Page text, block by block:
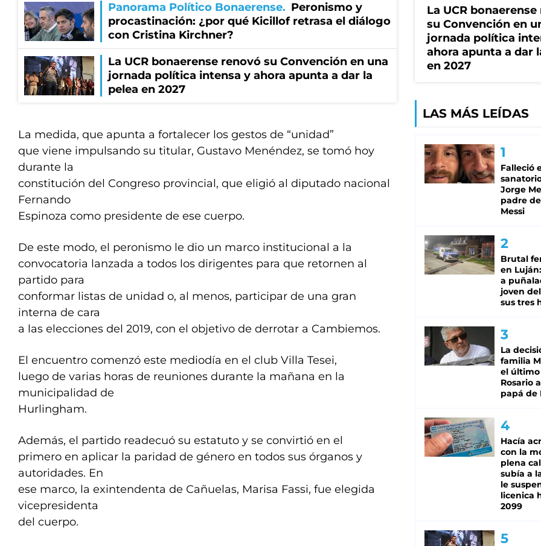
Panorama Político Bonaerense
Peronismo y
procastinación: ¿por qué Kicillof retrasa el diálogo
con Cristina Kirchner?
La UCR bonaerense renovó su Convención en una
jornada política intensa y ahora apunta a dar la
pelea en 2027
La medida, que apunta a fortalecer los gestos de “unidad”
que viene impulsando su titular, Gustavo Menéndez, se tomó hoy
durante la
constitución del Congreso provincial, que eligió al diputado nacional
Fernando
Espinoza como presidente de ese cuerpo.
De este modo, el peronismo le dio un marco institucional a la
convocatoria lanzada a todos los dirigentes para que retornen al
partido para
conformar listas de unidad o, al menos, participar de una gran
interna de cara
a las elecciones del 2019, con el objetivo de derrotar a Cambiemos.
El encuentro comenzó este mediodía en el club Villa Tesei,
luego de varias horas de reuniones durante la mañana en la
municipalidad de
Hurlingham.
Además, el partido readecuó su estatuto y se convirtió en el
primero en aplicar la paridad de género en todos sus órganos y
autoridades. En
ese marco, la exintendenta de Cañuelas, Marisa Fassi, fue elegida
vicepresidenta
del cuerpo.
La UCR
su Convención en
jornada política
ahora apunta a dar
en 2027
LAS MÁS LEÍDAS
Falleció
Jorge
padre
Messi
Brutal
en
a
joven
sus tres
La
familia
el último
Rosario
papá de
Hacía
con la
plena
subía a
le
licenica
2099